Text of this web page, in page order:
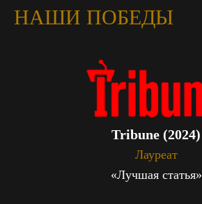
НАШИ ПОБЕДЫ
Tribune (2024)
Лауреат
«Лучшая статья»